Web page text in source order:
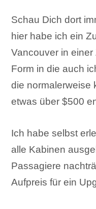
Schau Dich dort
hier habe ich ein
Vancouver in
Form in die auch
die normalerweise
etwas über $500
Ich habe selbst
alle Kabinen
Passagiere
Aufpreis für ein